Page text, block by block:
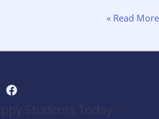
Read